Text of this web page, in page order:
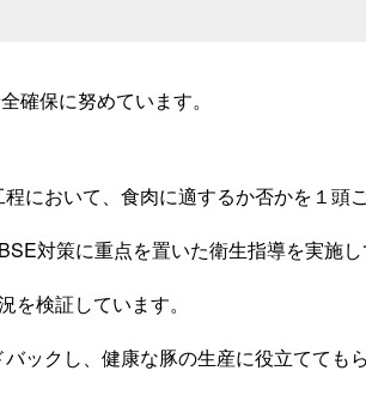
確保に努めています。
において、食肉に適するか否かを１頭
対策に重点を置いた衛生指導を実施し
検証しています。
ックし、健康な豚の生産に役立ててもら